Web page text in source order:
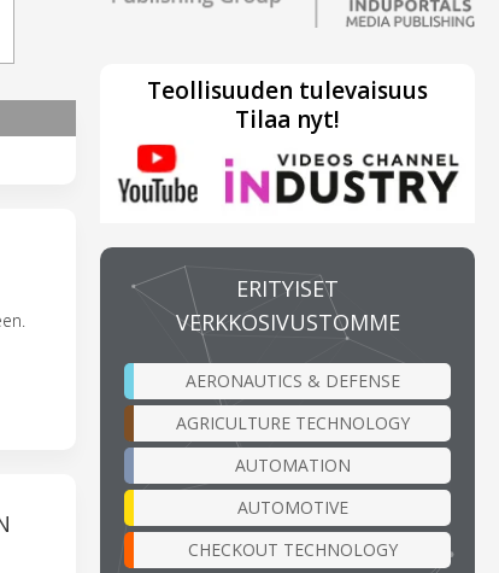
Teollisuuden tulevaisuus
Tilaa nyt!
ERITYISET
VERKKOSIVUSTOMME
AERONAUTICS & DEFENSE
AGRICULTURE TECHNOLOGY
AUTOMATION
AUTOMOTIVE
CHECKOUT TECHNOLOGY